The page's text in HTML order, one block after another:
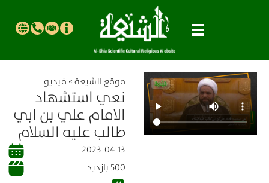
موقع الشیعة» فيديو
نعي استشهاد
الامام علي بن ابي
طالب عليه السلام
2023-04-13
500 بازدید